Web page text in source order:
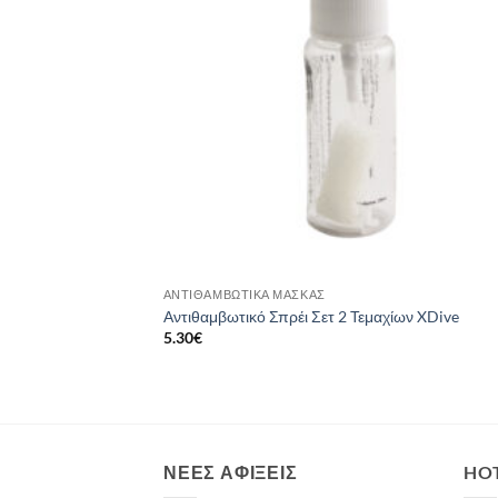
ΑΝΤΙΘΑΜΒΩΤΙΚΆ ΜΆΣΚΑΣ
Αντιθαμβωτικό Σπρέι Σετ 2 Τεμαχίων XDive
5.30€
ΝΈΕΣ ΑΦΊΞΕΙΣ